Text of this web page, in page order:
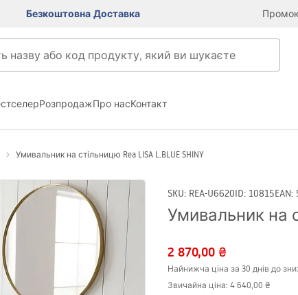
Безкоштовна Доставка
РозпродажПро насКонтакт
Умивальник на стільницю Rea LISA L.BLUE SHINY
SKU: REA-U6620ID: 10815EAN:
Умивальник на
2 870,00 ₴
Найнижча ціна за 30 днів до
Звичайна ціна: 4 640,00 ₴